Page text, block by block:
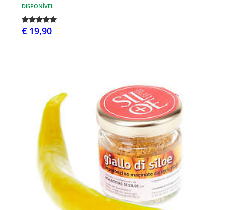
DISPONÍVEL
€ 19,90